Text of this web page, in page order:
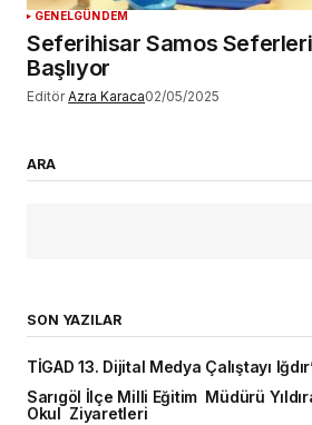
GENELGÜNDEM
Seferihisar Samos Seferleri
Başlıyor
Editör Azra Karaca02/05/2025
ARA
SON YAZILAR
TİGAD 13. Dijital Medya Çalıştayı
Sarıgöl İlçe Milli Eğitim Müdürü
Okul Ziyaretleri